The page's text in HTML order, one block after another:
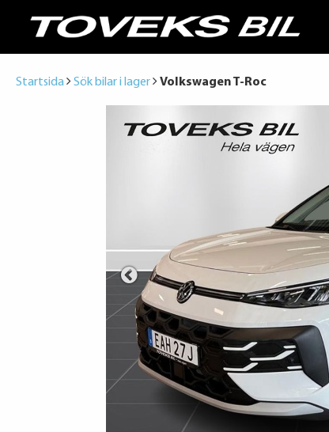
Startsida Sök bilar i lager Volkswagen T-Roc